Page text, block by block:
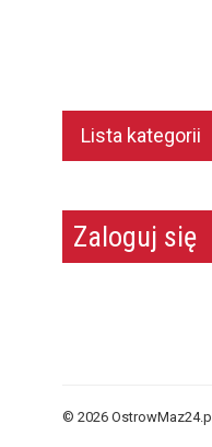
Lista kategorii
Zaloguj się
© 2026 OstrowMaz24.pl